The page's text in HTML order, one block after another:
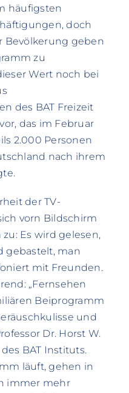
häufigsten
doch
Bevölkerung geben
zu
Wert noch bei
des BAT Freizeit
das im Februar
2.000 Personen
nach ihrem
der TV-
vorn Bildschirm
Es wird gelesen,
gebastelt, man
mit Freunden.
„Fernsehen
Beiprogramm
und
Dr. Horst W.
BAT Instituts.
läuft, gehen in
immer mehr